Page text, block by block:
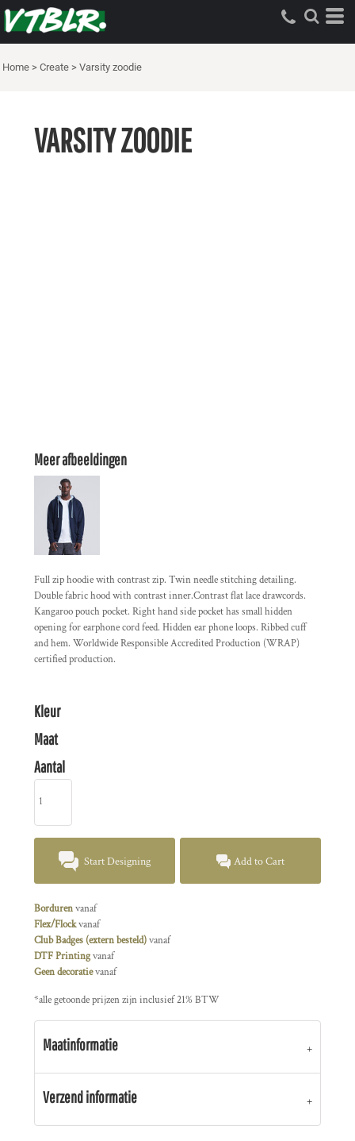
Home > Create > Varsity zoodie
VARSITY ZOODIE
Meer afbeeldingen
Full zip hoodie with contrast zip. Twin needle stitching detailing.
Double fabric hood with contrast inner.Contrast flat lace drawcords.
Kangaroo pouch pocket. Right hand side pocket has small hidden
opening for earphone cord feed. Hidden ear phone loops. Ribbed cuff
and hem. Worldwide Responsible Accredited Production (WRAP)
certified production.
Kleur
Maat
Aantal
Start Designing Add to Cart
Bordurenvanaf
Flex/Flockvanaf
Club Badges (extern besteld)vanaf
DTF Printingvanaf
Geen decoratievanaf
*alle getoonde prijzen zijn inclusief 21% BTW
Maatinformatie
Verzend informatie